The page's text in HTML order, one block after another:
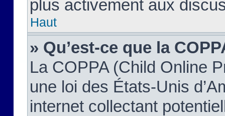
plus activement aux
Haut
» Qu’est-ce que la
La COPPA (Child Online
une loi des États-Unis
internet collectant